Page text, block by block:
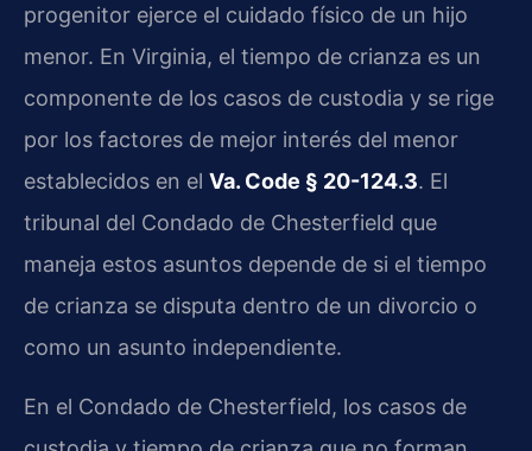
progenitor ejerce el cuidado físico de un hijo
menor. En Virginia, el tiempo de crianza es un
componente de los casos de custodia y se rige
por los factores de mejor interés del menor
establecidos en el Va. Code § 20-124.3. El
tribunal del Condado de Chesterfield que
maneja estos asuntos depende de si el tiempo
de crianza se disputa dentro de un divorcio o
como un asunto independiente.
En el Condado de Chesterfield, los casos de